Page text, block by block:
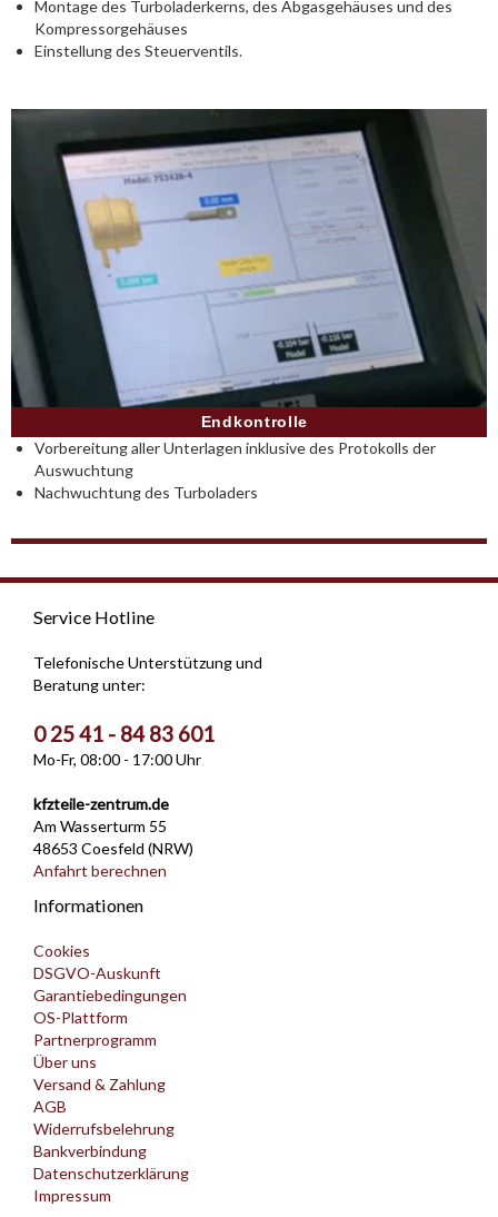
Montage des Turboladerkerns, des Abgasgehäuses und des
Kompressorgehäuses
Einstellung des Steuerventils.
Endkontrolle
Vorbereitung aller Unterlagen inklusive des Protokolls der
Auswuchtung
Nachwuchtung des Turboladers
Service Hotline
Telefonische Unterstützung und
Beratung unter:
0 25 41 - 84 83 601
Mo-Fr, 08:00 - 17:00 Uhr
kfzteile-zentrum.de
Am Wasserturm 55
48653 Coesfeld (NRW)
Anfahrt berechnen
Informationen
Cookies
DSGVO-Auskunft
Garantiebedingungen
OS-Plattform
Partnerprogramm
Über uns
Versand & Zahlung
AGB
Widerrufsbelehrung
Bankverbindung
Datenschutzerklärung
Impressum